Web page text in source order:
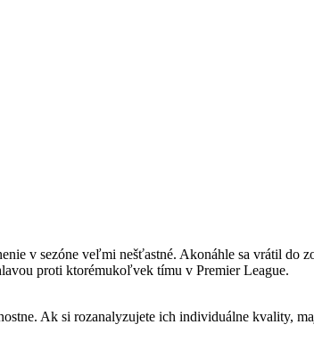
v sezóne veľmi nešťastné. Akonáhle sa vrátil do
proti ktorémukoľvek tímu v Premier League.
Ak si rozanalyzujete ich individuálne kvality,